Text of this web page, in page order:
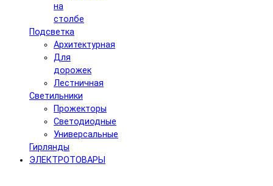
на
столбе
Подсветка
Архитектурная
Для
дорожек
Лестничная
Светильники
Прожекторы
Светодиодные
Универсальные
Гирлянды
ЭЛЕКТРОТОВАРЫ